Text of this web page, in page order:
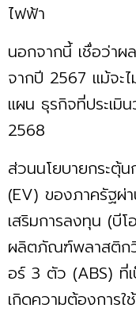
ไฟฟ้า
นอกจากนี้ เชื่อว่าผ
จากปี 2567 แม้จะ
แผน ธุรกิจที่ประเมิ
2568
ส่วนนโยบายกระตุ้
(EV) ของภาครัฐผ่
เสริมการลงทุน (บี
ผลิตภัณฑ์พลาสติกวิ
อร์ 3 ตัว (ABS) ที่
เกิดความต้องการ